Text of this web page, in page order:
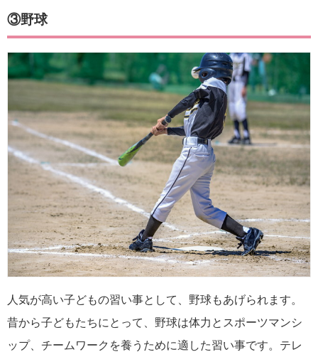
③野球
人気が高い子どもの習い事として、野球もあげられます。
昔から子どもたちにとって、野球は体力とスポーツマンシ
ップ、チームワークを養うために適した習い事です。テレ